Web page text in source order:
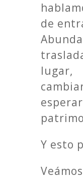
de
Y esto